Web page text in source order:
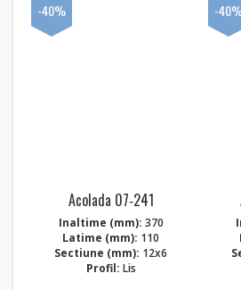
Acolada 07‑241
Inaltime (mm): 370
Latime (mm): 110
Sectiune (mm): 12x6
Profil: Lis
-40% -